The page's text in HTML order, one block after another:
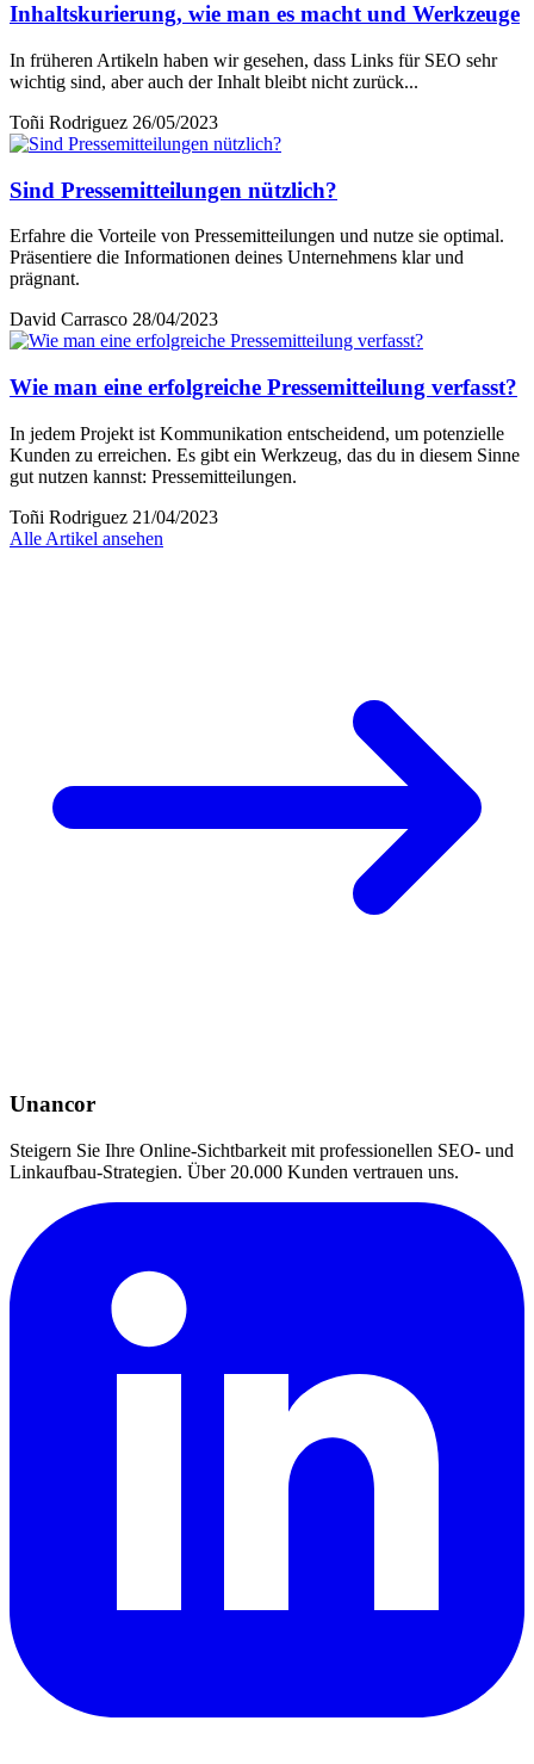
Inhaltskurierung, wie man es macht und Werkzeuge
In früheren Artikeln haben wir gesehen, dass Links für SEO sehr
wichtig sind, aber auch der Inhalt bleibt nicht zurück...
Toñi Rodriguez 26/05/2023
Sind Pressemitteilungen nützlich?
Erfahre die Vorteile von Pressemitteilungen und nutze sie optimal.
Präsentiere die Informationen deines Unternehmens klar und
prägnant.
David Carrasco 28/04/2023
Wie man eine erfolgreiche Pressemitteilung verfasst?
In jedem Projekt ist Kommunikation entscheidend, um potenzielle
Kunden zu erreichen. Es gibt ein Werkzeug, das du in diesem Sinne
gut nutzen kannst: Pressemitteilungen.
Toñi Rodriguez 21/04/2023
Alle Artikel ansehen
Unancor
Steigern Sie Ihre Online-Sichtbarkeit mit professionellen SEO- und
Linkaufbau-Strategien. Über 20.000 Kunden vertrauen uns.